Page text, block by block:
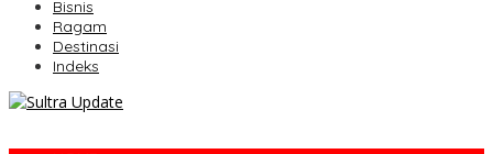
Bisnis
Ragam
Destinasi
Indeks